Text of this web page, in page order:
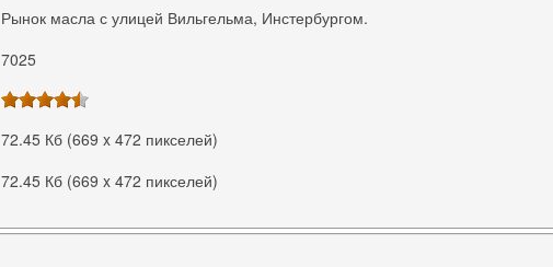
Рынок масла с улицей Вильгельма, Инстербургом.
7025
72.45 Кб (669 x 472 пикселей)
72.45 Кб (669 x 472 пикселей)